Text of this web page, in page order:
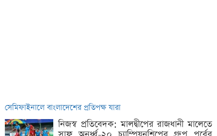
সেমিফাইনালে বাংলাদেশের প্রতিপক্ষ যারা
নিজস্ব প্রতিবেদক: মালদ্বীপের রাজধানী মালেতে